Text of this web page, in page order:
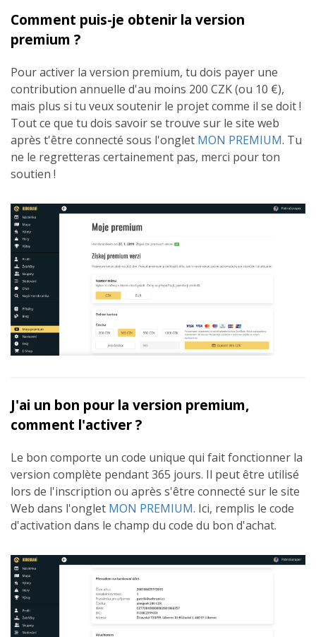
Comment puis-je obtenir la version
premium ?
Pour activer la version premium, tu dois payer une
contribution annuelle d'au moins 200 CZK (ou 10 €),
mais plus si tu veux soutenir le projet comme il se doit !
Tout ce que tu dois savoir se trouve sur le site web
après t'être connecté sous l'onglet MON PREMIUM. Tu
ne le regretteras certainement pas, merci pour ton
soutien !
J'ai un bon pour la version premium,
comment l'activer ?
Le bon comporte un code unique qui fait fonctionner la
version complète pendant 365 jours. Il peut être utilisé
lors de l'inscription ou après s'être connecté sur le site
Web dans l'onglet MON PREMIUM. Ici, remplis le code
d'activation dans le champ du code du bon d'achat.